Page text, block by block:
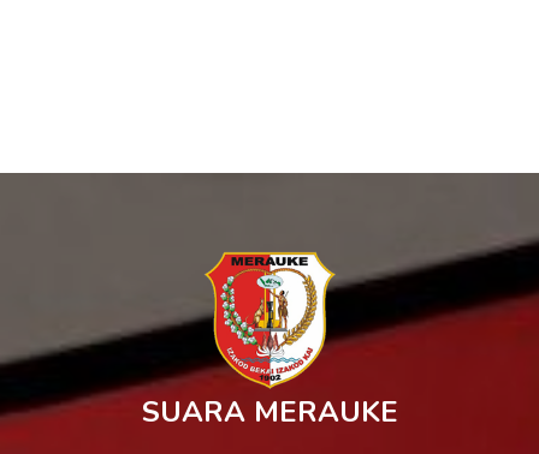
SUARA MERAUKE